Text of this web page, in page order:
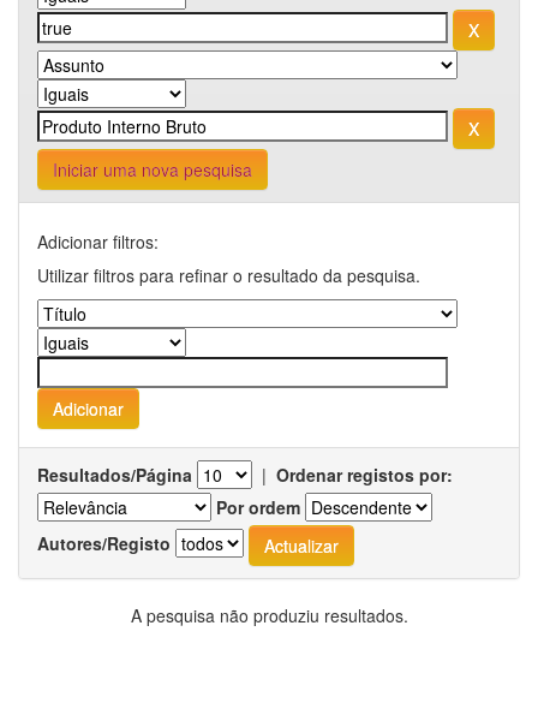
Iniciar uma nova pesquisa
Adicionar filtros:
Utilizar filtros para refinar o resultado da pesquisa.
Resultados/Página | Ordenar registos por:
Por ordem
Autores/Registo
A pesquisa não produziu resultados.